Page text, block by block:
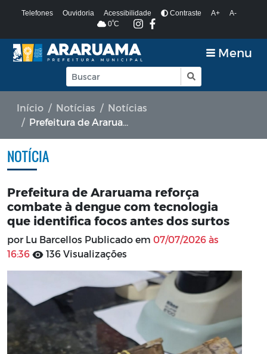
Telefones Ouvidoria Acessibilidade Contraste A+
A-
0ºC
Menu
Início Notícias
Notícias
Prefeitura de Araruama reforça combate à dengue com tecnologia que identifica focos antes dos surtos
NOTÍCIA
Prefeitura de Araruama reforça
combate à dengue com tecnologia
que identifica focos antes dos surtos
por Lu Barcellos Publicado em 07/07/2026 às
16:36
136 Visualizações